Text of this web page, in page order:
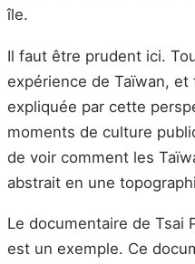
île.
Il faut être prudent ici.
expérience de Taïwan,
expliquée par cette
moments de culture
de voir comment les
abstrait en une
Le documentaire de Tsai
est un exemple. Ce